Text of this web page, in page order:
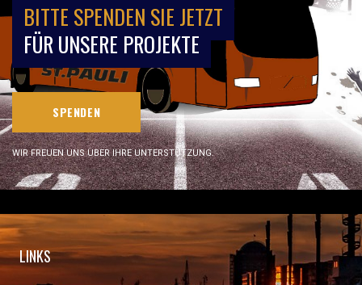
BITTE SPENDEN SIE JETZT
FÜR UNSERE PROJEKTE
SPENDEN
WIR FREUEN UNS ÜBER IHRE UNTERSTÜTZUNG.
LINKS